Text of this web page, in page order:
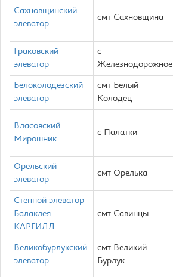
Сахновщинский
элеватор
смт Сахновщина
Граковский
элеватор
с
Железнодорожное
Белоколодезский
элеватор
смт Белый
Колодец
Власовский
Мирошник
с Палатки
Орельский
элеватор
смт Орелька
Степной элеватор
Балаклея
КАРГИЛЛ
смт Савинцы
Великобурлукский
элеватор
смт Великий
Бурлук